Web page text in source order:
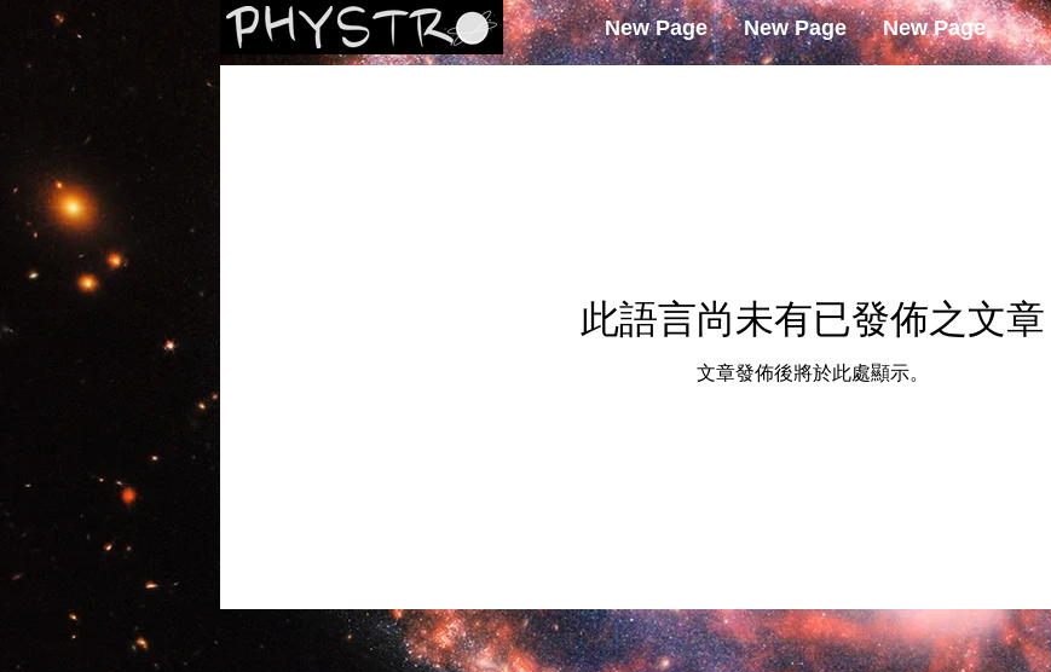
New Page New Page New Page
此語言尚未有已發佈之文章
文章發佈後將於此處顯示。